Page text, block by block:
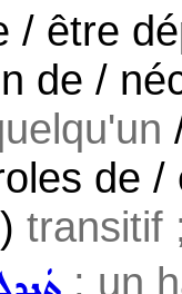
/ être
de /
de
transitif
; un